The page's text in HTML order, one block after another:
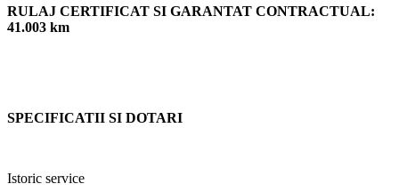
RULAJ CERTIFICAT SI GARANTAT CONTRACTUAL:
41.003 km
SPECIFICATII SI DOTARI
Istoric service